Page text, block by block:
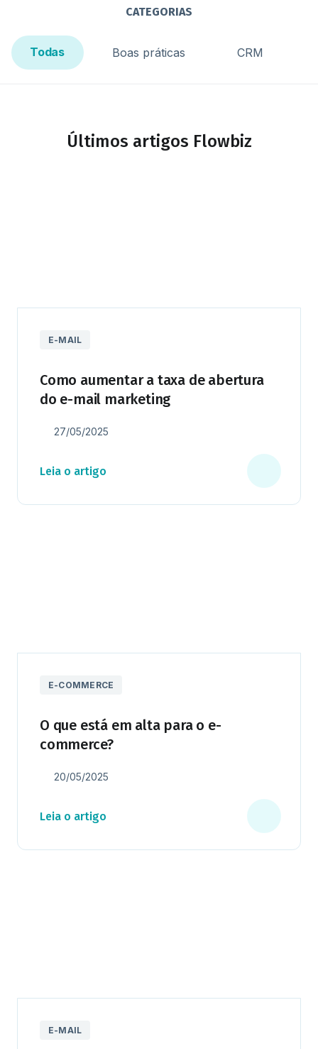
CATEGORIAS
Todas Boas práticas CRM
Últimos artigos Flowbiz
E-MAIL
Como aumentar a taxa de abertura
do e-mail marketing
27/05/2025
Leia o artigo
E-COMMERCE
O que está em alta para o e-
commerce?
20/05/2025
Leia o artigo
E-MAIL